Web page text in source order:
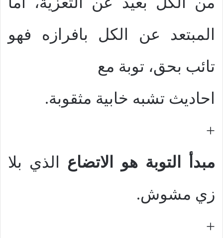
المبتعد عن الكل بافرازه فهو
تائب بحق، توبة مع
احاديث تشبه خابية مثقوبة.
+
مبدأ التوبة هو الاتضاع الذي بلا
زي مشوش.
+